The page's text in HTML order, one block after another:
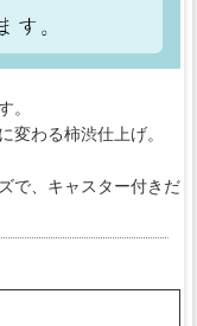
。
変わる柿渋仕上げ。
で、キャスター付きだ